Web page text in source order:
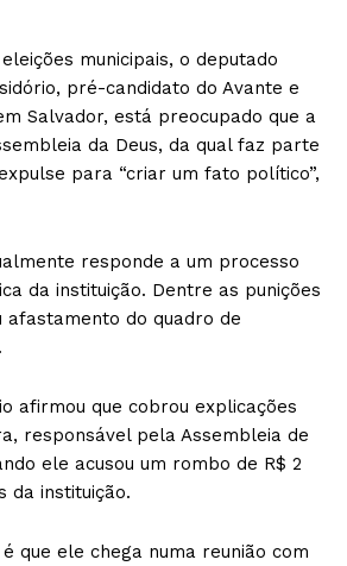
municipais, o deputado
pré-candidato do Avante e
Salvador, está preocupado que a
da Deus, da qual faz parte
para “criar um fato político”,
responde a um processo
da instituição. Dentre as punições
afastamento do quadro de
afirmou que cobrou explicações
responsável pela Assembleia de
ele acusou um rombo de R$ 2
da instituição.
que ele chega numa reunião com